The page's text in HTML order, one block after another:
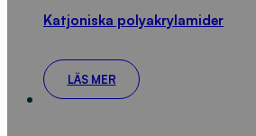
Katjoniska polyakrylamider
LÄS MER